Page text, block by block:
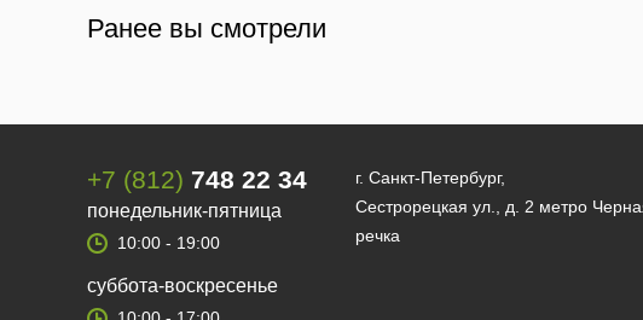
Ранее вы смотрели
+7 (812) 748 22 34
понедельник-пятница
10:00 - 19:00
суббота-воскресенье
г. Санкт-Петербург,
Сестрорецкая ул., д. 2 метро
речка